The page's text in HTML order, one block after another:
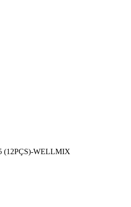
(12PÇS)-WELLMIX